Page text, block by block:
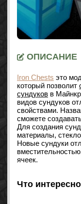
ОПИСАНИЕ
Iron Chests это
который позволит
сундуков в
видов сундуков
свойствами.
сможете
Для создания
материалы,
Новые сундуки
ячеек.
Что